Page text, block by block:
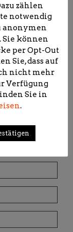
zählen
notwendig
anonymen
Sie können
per Opt-Out
Sie, dass auf
nicht mehr
Verfügung
Sie in
.